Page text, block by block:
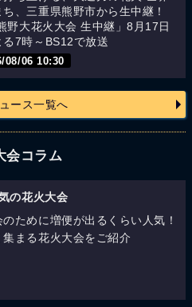
、三重県熊野市から生中継！
野大花火大会 生中継」8月17日
る7時～BS12で放送
08/06 10:30
ース一覧へ
会コラム
の花火大会
ために増便が出るくらい人気！
集まる花火大会をご紹介